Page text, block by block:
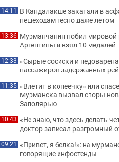
14:11 В Кандалакше закатали в
пешеходам тесно даже летом
13:36 Мурманчанин побил мировой
Аргентины и взял 10 медалей
12:33 «Сырые сосиски и
пассажиров задержанных
11:35 «Влетит в копеечку» или
Мурманска вызвал споры
Заполярью
10:43 «Не знаю, что здесь делать
доктор записал разгромный
09:21 «Привет, я белка!»: на
говорящие инфостенды